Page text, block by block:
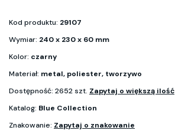
Kod produktu: 29107
Wymiar: 240 x 230 x 60 mm
Kolor: czarny
Materiał: metal, poliester, tworzywo
Dostępność: 2652 szt. Zapytaj o większą ilość
Katalog: Blue Collection
Znakowanie: Zapytaj o znakowanie